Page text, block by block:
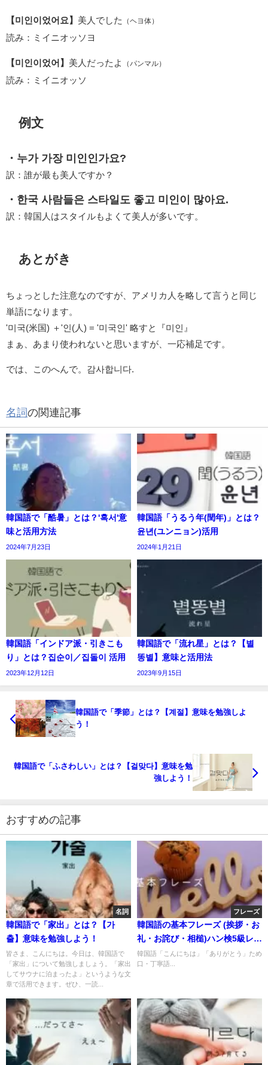
【미인이었어요】 美人でした （ヘヨ体）
読み：ミイニオッソヨ
【미인이었어】 美人だったよ （パンマル）
読み：ミイニオッソ
例文
・누가 가장 미인인가요?
訳：誰が最も美人ですか？
・한국 사람들은 스타일도 좋고 미인이 많아요.
訳：韓国人はスタイルもよくて美人が多いです。
あとがき
ちょっとした注意なのですが、アメリカ人を略して言うと同じ
単語になります。
'미국(米国) ＋'인(人) = '미국인' 略すと『미인』
まぁ、あまり使われないと思いますが、一応補足です。
では、このへんで。감사합니다.
名詞の関連記事
韓国語で「酷暑」とは？'혹서'意
味と活用方法
2024年7月23日
韓国語「うるう年(閏年)」とは？
윤년(ユンニョン)活用
2024年1月21日
韓国語「インドア派・引きこも
り」とは？집순이／집돌이 活用
2023年12月12日
韓国語で「流れ星」とは？【별
똥별】意味と活用法
2023年9月15日
韓国語で「季節」とは？【계절】意味を勉強しよ
う！
韓国語で「ふさわしい」とは？【걸맞다】意味を勉
強しよう！
おすすめの記事
名詞
韓国語で「家出」とは？【가
출】意味を勉強しよう！
皆さま、こんにちは。今日は、韓国語で
「家出」について勉強しましょう。「家出
してサウナに泊まったよ」というような文
章で活用できます。ぜひ、一読...
フレーズ
韓国語の基本フレーズ (挨拶・お
礼・お詫び・相槌)ハン検5級レベ
ル
韓国語「こんにちは」「ありがとう」ため
口・丁寧語...